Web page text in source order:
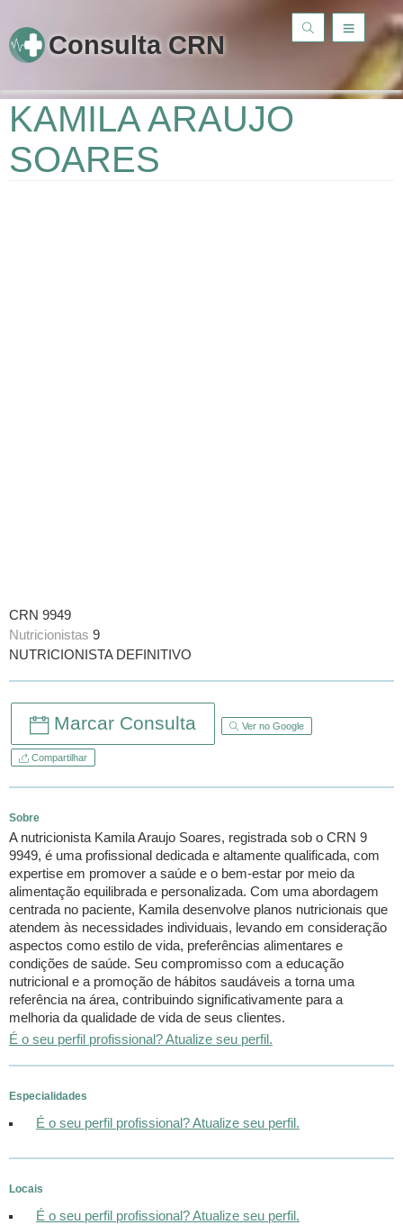
Consulta CRN
KAMILA ARAUJO
SOARES
CRN 9949
Nutricionistas 9
NUTRICIONISTA DEFINITIVO
Marcar Consulta Ver no Google
Compartilhar
Sobre
A nutricionista Kamila Araujo Soares, registrada sob o CRN 9
9949, é uma profissional dedicada e altamente qualificada, com
expertise em promover a saúde e o bem-estar por meio da
alimentação equilibrada e personalizada. Com uma abordagem
centrada no paciente, Kamila desenvolve planos nutricionais que
atendem às necessidades individuais, levando em consideração
aspectos como estilo de vida, preferências alimentares e
condições de saúde. Seu compromisso com a educação
nutricional e a promoção de hábitos saudáveis a torna uma
referência na área, contribuindo significativamente para a
melhoria da qualidade de vida de seus clientes.
É o seu perfil profissional? Atualize seu perfil.
Especialidades
É o seu perfil profissional? Atualize seu perfil.
Locais
É o seu perfil profissional? Atualize seu perfil.